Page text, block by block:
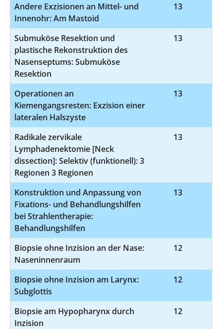
Andere Exzisionen an Mittel- und
Innenohr: Am Mastoid
13
Submuköse Resektion und
plastische Rekonstruktion des
Nasenseptums: Submuköse
Resektion
13
Operationen an
Kiemengangsresten: Exzision einer
lateralen Halszyste
13
Radikale zervikale
Lymphadenektomie [Neck
dissection]: Selektiv (funktionell): 3
Regionen 3 Regionen
13
Konstruktion und Anpassung von
Fixations- und Behandlungshilfen
bei Strahlentherapie:
Behandlungshilfen
13
Biopsie ohne Inzision an der Nase:
Naseninnenraum
12
Biopsie ohne Inzision am Larynx:
Subglottis
12
Biopsie am Hypopharynx durch
Inzision
12